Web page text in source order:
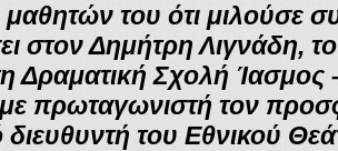
μαθητών του ότι μιλούσε
στον Δημήτρη Λιγνάδη,
Δραματική Σχολή
με πρωταγωνιστή τον
διευθυντή του Εθνικού